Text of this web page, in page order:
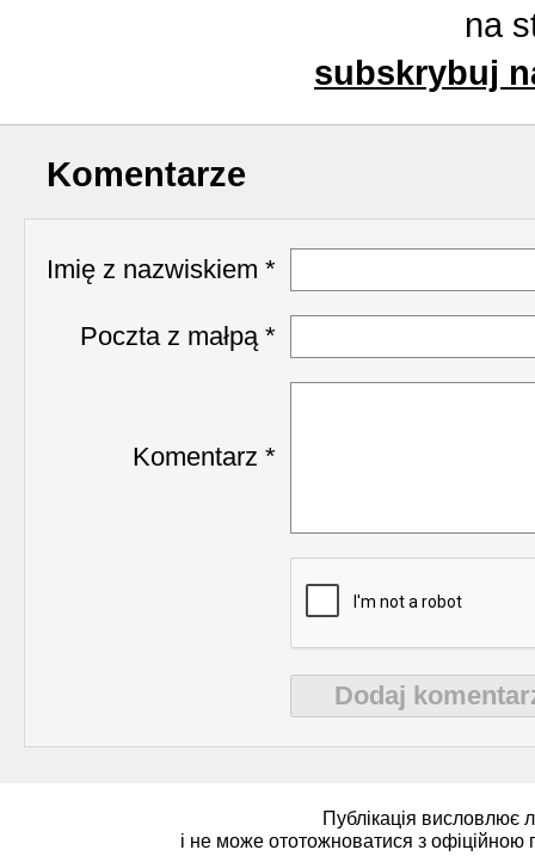
na
subskrybuj
Komentarze
Imię z nazwiskiem *
Poczta z małpą *
Komentarz *
Dodaj
Публікація висловлює
і не може ототожноватися з офіційною